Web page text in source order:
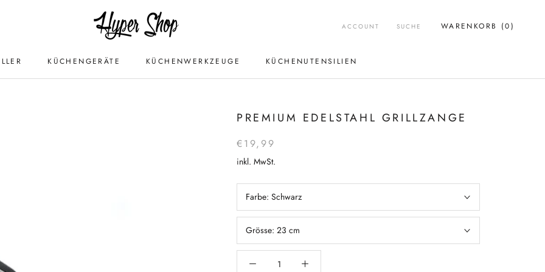
KÜCHENGERÄTE
KÜCHENWERKZEUGE
KÜCHENUTENSILIEN
ACCOUNT SUCHE WARENKORB (0)
PREMIUM EDELSTAHL GRILLZANGE
€19,99
inkl. MwSt.
Farbe: Schwarz
Grösse: 23 cm